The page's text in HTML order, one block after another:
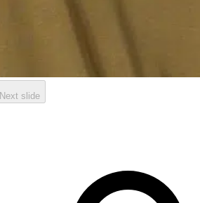
Next slide